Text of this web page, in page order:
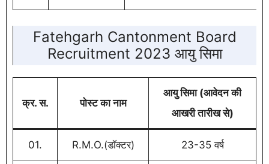
Fatehgarh Cantonment Board
Recruitment 2023 आयु सिमा
क्र. स. पोस्ट का नाम
आयु सिमा (आवेदन की
आखरी तारीख से)
01. R.M.O.(डॉक्टर) 23-35 वर्ष